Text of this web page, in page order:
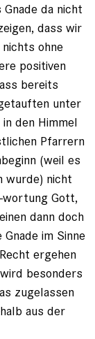
da nicht
dass wir
ohne
positiven
bereits
unter
den Himmel
Pfarrern
(weil es
wurde) nicht
wortung Gott,
dann doch
im Sinne
ergehen
besonders
zugelassen
aus der